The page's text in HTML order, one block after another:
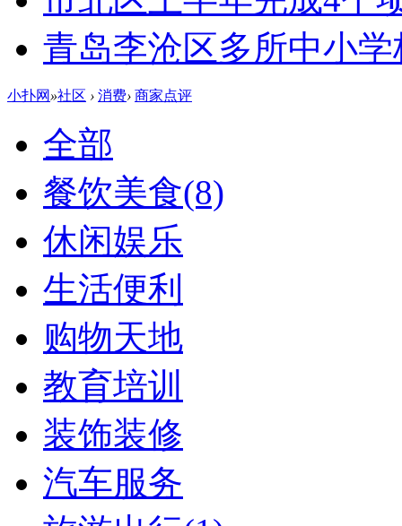
青岛李沧区多所中小
小扑网 »社区 › 消费› 商家点评
全部
餐饮美食(8)
休闲娱乐
生活便利
购物天地
教育培训
装饰装修
汽车服务